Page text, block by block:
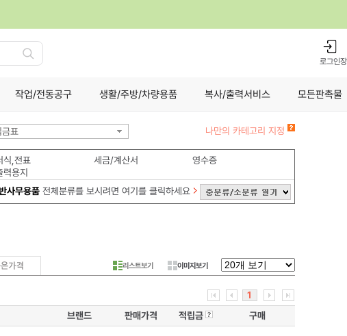
검
로그인
작업/전동공구 생활/주방/차량용품 복사/출력서비스 모든판촉물
금표 나만의 카테고리 지정
식,전표 세금/계산서
영수증
력용지
사무용품전체분류를 보시려면 여기를 클릭하세요
리스트보기 이미지보기
1
브랜드 판매가격 적립금 구매